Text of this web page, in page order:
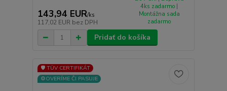
143,94 EUR/ks
117,02 EUR bez DPH
4ks zadarmo |
Montážna sada
zadarmo
Pridať do košíka
🛡️ TÜV CERTIFIKÁT
⚙️OVERÍME ČI PASUJE